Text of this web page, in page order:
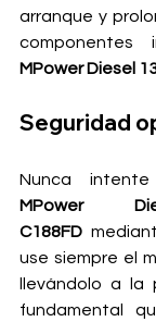
arranque y
MPower Diesel
Seguridad
Nunca
MPower
C188FD
use siempre el
llevándolo a la
fundamental